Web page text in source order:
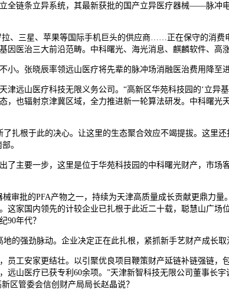
链条立异系统，其最新获批的国产立异医疗器械——脉冲电
拉、三星、苹果等国际手机巨头的供应商……正在保守的消
医治三大前沿范畴。中科曙光、海光消息、麒麟软件、高
张晓辰率领远山医疗将先辈的脉冲场消融医治费用降至
山医疗科技无限义务公司。“高新区华苑科技园的‘立异
，也辐射京津冀区域，全力推进新一轮算法研发。中科曙
根于此的决心。让这里的生态聚合效应不竭提拔。这里
。
要一步，这里是位于华苑科技园的中科曙光财产，市场
批的PFA产物之一，持续为天津高质量成长贡献更鼎力量
家国内领先的计较企业已扎根于此近二十载，聪慧山广
90年代？
强劲脉动。企业决定正在此扎根，紧抓新手艺财产成长取
安家更结壮。以引聚优良项目鞭策财产延链补链强链，
山医疗已获专利60余项。”天津新智科技无限公司董事长
区管委会信创财产局局长赵晶说？